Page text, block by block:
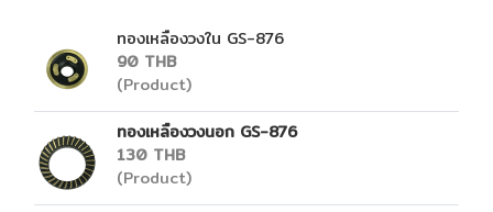
ทองเหลืองวงใน GS-876
90 THB
(Product)
ทองเหลืองวงนอก GS-876
130 THB
(Product)